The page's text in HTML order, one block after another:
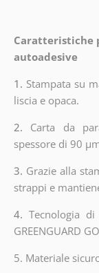
Caratteristiche
autoadesive
1. Stampata su
liscia e opaca.
2. Carta da
spessore di 90
3. Grazie alla
strappi e
4.Tecnologia
GREENGUARD
5. Materiale